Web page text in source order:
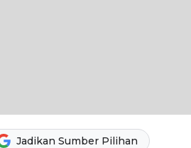
Jadikan Sumber Pilihan